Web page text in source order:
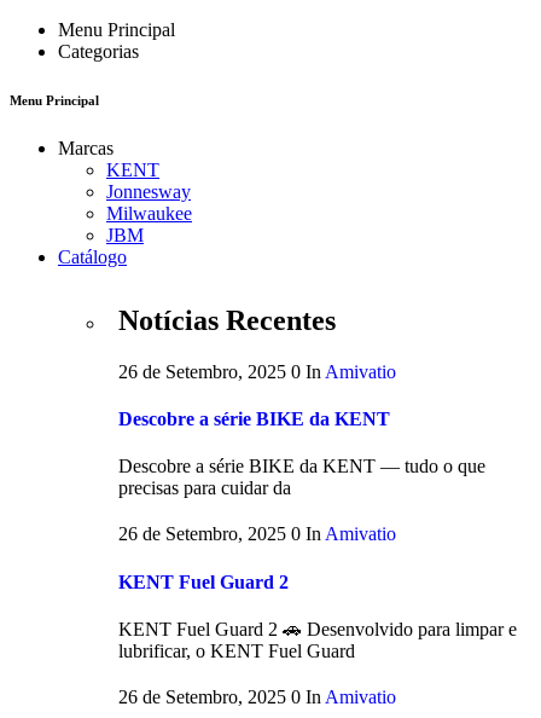
Menu Principal
Categorias
Menu Principal
Marcas
KENT
Jonnesway
Milwaukee
JBM
Catálogo
Notícias Recentes
26 de Setembro, 2025 0 In Amivatio
Descobre a série BIKE da KENT
Descobre a série BIKE da KENT — tudo o que
precisas para cuidar da
26 de Setembro, 2025 0 In Amivatio
KENT Fuel Guard 2
KENT Fuel Guard 2 🚗 Desenvolvido para limpar e
lubrificar, o KENT Fuel Guard
26 de Setembro, 2025 0 In Amivatio